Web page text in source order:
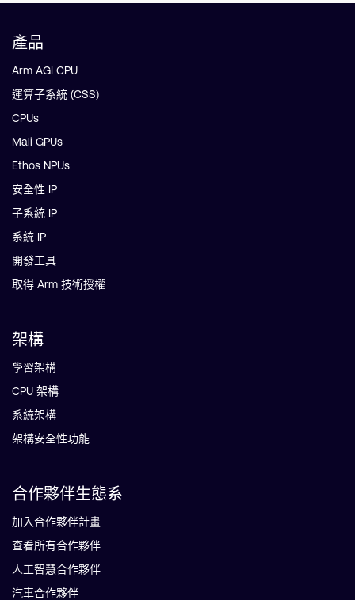
產品
Arm AGI CPU
運算子系統 (CSS)
CPUs
Mali GPUs
Ethos NPUs
安全性 IP
子系統 IP
系統 IP
開發工具
取得 Arm 技術授權
架構
學習架構
CPU 架構
系統架構
架構安全性功能
合作夥伴生態系
加入合作夥伴計畫
查看所有合作夥伴
人工智慧合作夥伴
汽車合作夥伴